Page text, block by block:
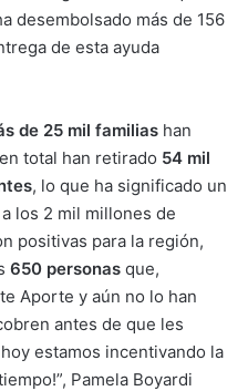
desembolsado más de 156
de esta ayuda
de 25 mil familias han
total han retirado 54 mil
, lo que ha significado un
los 2 mil millones de
positivas para la región,
650 personas que,
Aporte y aún no lo han
antes de que les
estamos incentivando la
Pamela Boyardi